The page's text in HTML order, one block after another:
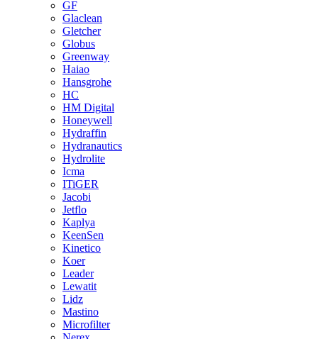
GF
Glaclean
Gletcher
Globus
Greenway
Haiao
Hansgrohe
HC
HM Digital
Honeywell
Hydraffin
Hydranautics
Hydrolite
Icma
ITiGER
Jacobi
Jetflo
Kaplya
KeenSen
Kinetico
Koer
Leader
Lewatit
Lidz
Mastino
Microfilter